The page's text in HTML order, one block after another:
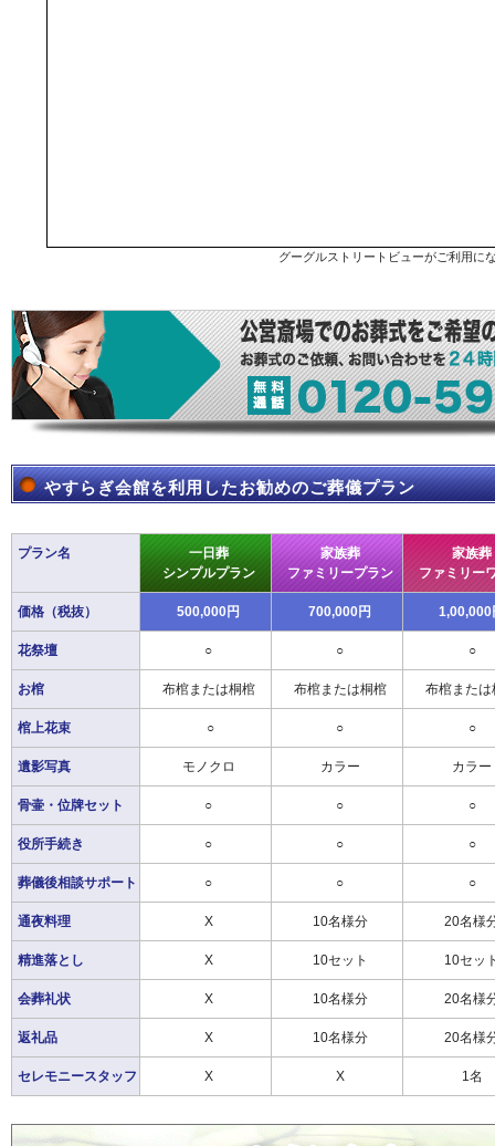
グーグルストリートビューがご利用に
やすらぎ会館を利用したお勧めのご葬儀プラン
プラン名
一日葬
シンプルプラン
家族葬
ファミリープラン
家族葬
ファミリー
価格（税抜） 500,000円 700,000円 1,00,000
花祭壇 ○ ○ ○
お棺 布棺または桐棺 布棺または桐棺 布棺または
棺上花束 ○ ○ ○
遺影写真 モノクロ カラー カラー
骨壷・位牌セット ○ ○ ○
役所手続き ○ ○ ○
葬儀後相談サポート ○ ○ ○
通夜料理 X 10名様分 20名様
精進落とし X 10セット 10セッ
会葬礼状 X 10名様分 20名様
返礼品 X 10名様分 20名様
セレモニースタッフ X X 1名